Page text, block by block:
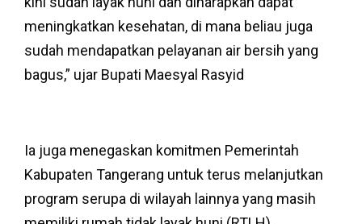
meningkatkan kesehatan, di mana beliau juga
sudah mendapatkan pelayanan air bersih yang
bagus,” ujar Bupati Maesyal Rasyid
Ia juga menegaskan komitmen Pemerintah
Kabupaten Tangerang untuk terus melanjutkan
program serupa di wilayah lainnya yang masih